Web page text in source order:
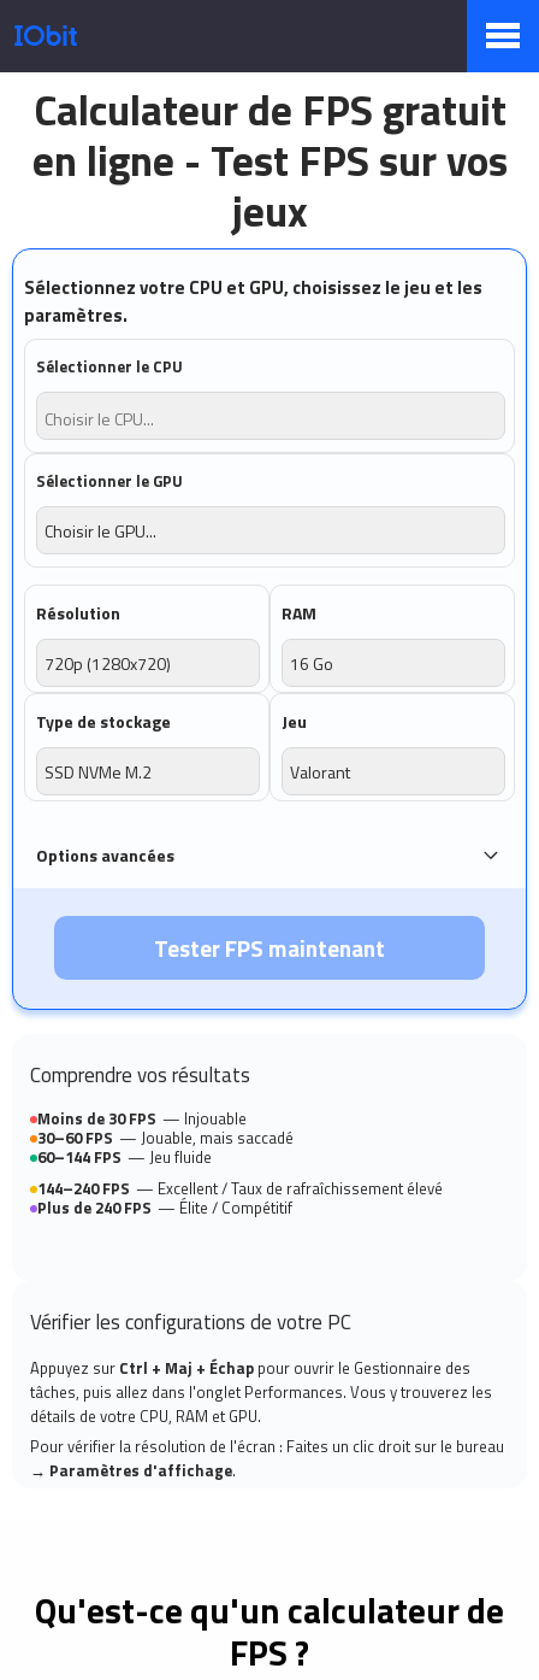
Produits
Centre de presse
Support
Partenaires
Calculateur de FPS gratuit
en ligne - Test FPS sur vos
jeux
Sélectionnez votre CPU et GPU, choisissez le jeu et les
paramètres.
Sélectionner le CPU
Sélectionner le GPU
Choisir le GPU...
Résolution
720p (1280x720)
RAM
16 Go
Type de stockage
SSD NVMe M.2
Jeu
Valorant
Options avancées
Tester FPS maintenant
Comprendre vos résultats
Moins de 30 FPS — Injouable
30–60 FPS — Jouable, mais saccadé
60–144 FPS — Jeu fluide
144–240 FPS — Excellent / Taux de rafraîchissement élevé
Plus de 240 FPS — Élite / Compétitif
Vérifier les configurations de votre PC
Appuyez sur Ctrl + Maj + Échap pour ouvrir le Gestionnaire des
tâches, puis allez dans l'onglet Performances. Vous y trouverez les
détails de votre CPU, RAM et GPU.
Pour vérifier la résolution de l'écran : Faites un clic droit sur le bureau
→ Paramètres d'affichage.
Qu'est-ce qu'un calculateur de
FPS ?